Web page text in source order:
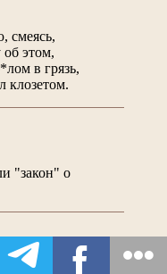
смеясь,
этом,
в грязь,
клозетом.
"закон" о